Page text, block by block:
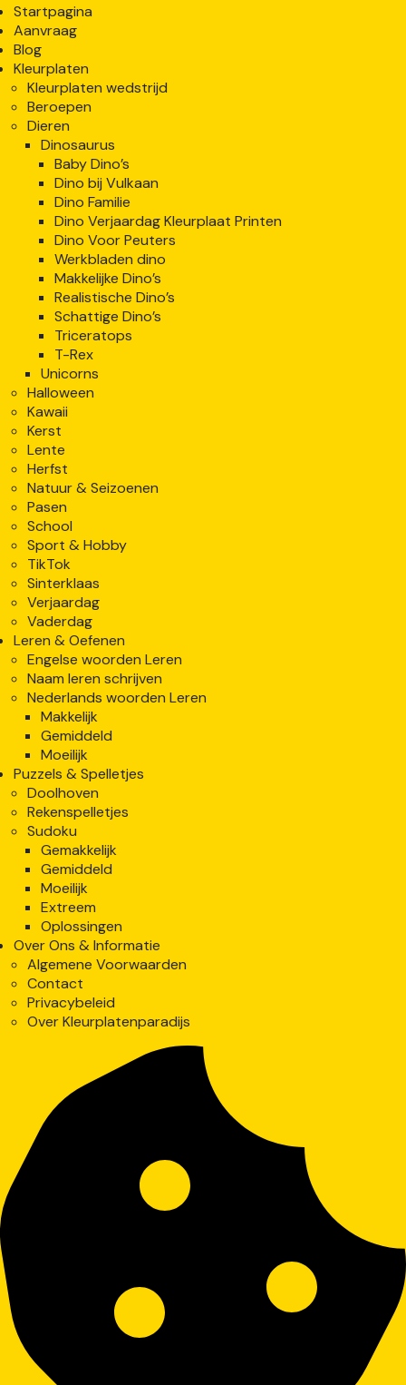
Startpagina
Aanvraag
Blog
Kleurplaten
Kleurplaten wedstrijd
Beroepen
Dieren
Dinosaurus
Baby Dino’s
Dino bij Vulkaan
Dino Familie
Dino Verjaardag Kleurplaat Printen
Dino Voor Peuters
Werkbladen dino
Makkelijke Dino’s
Realistische Dino’s
Schattige Dino’s
Triceratops
T-Rex
Unicorns
Halloween
Kawaii
Kerst
Lente
Herfst
Natuur & Seizoenen
Pasen
School
Sport & Hobby
TikTok
Sinterklaas
Verjaardag
Vaderdag
Leren & Oefenen
Engelse woorden Leren
Naam leren schrijven
Nederlands woorden Leren
Makkelijk
Gemiddeld
Moeilijk
Puzzels & Spelletjes
Doolhoven
Rekenspelletjes
Sudoku
Gemakkelijk
Gemiddeld
Moeilijk
Extreem
Oplossingen
Over Ons & Informatie
Algemene Voorwaarden
Contact
Privacybeleid
Over Kleurplatenparadijs